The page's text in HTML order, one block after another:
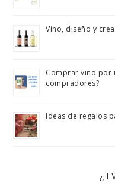
Vino, diseño y
Comprar vino por
compradores?
Ideas de regalos